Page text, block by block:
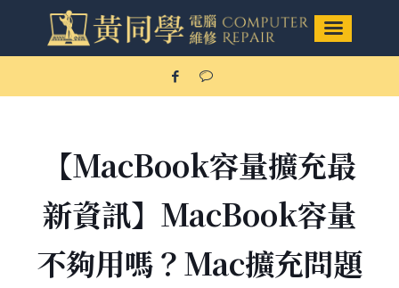
【MacBook容量擴充最
新資訊】MacBook容量
不夠用嗎？Mac擴充問題